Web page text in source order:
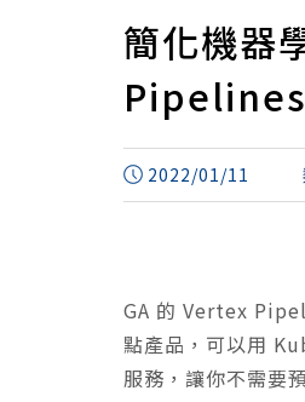
簡化機器
Pipelines
2022/01/11
GA 的 Vertex
點產品，可以用
服務，讓你不需要